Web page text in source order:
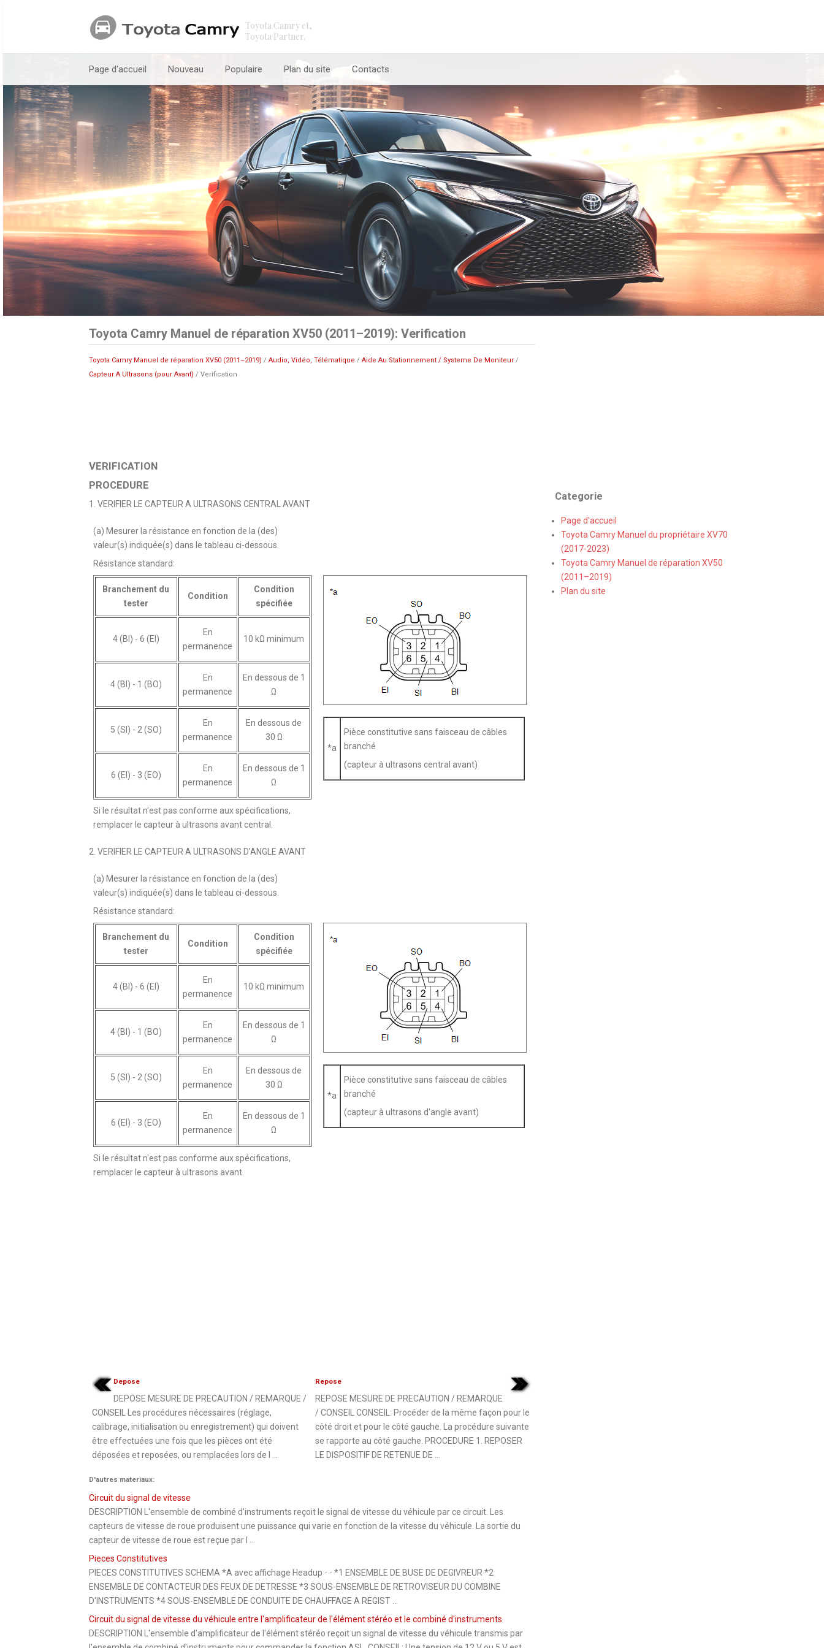
Toyota Camry et,
Toyota Partner.
Page d'accueil Nouveau Populaire Plan du site Contacts
Toyota Camry Manuel de réparation XV50 (2011–2019): Verification
Toyota Camry Manuel de réparation XV50 (2011–2019) / Audio, Vidéo, Télématique / Aide Au Stationnement / Systeme De Moniteur/
Capteur A Ultrasons (pour Avant) / Verification
VERIFICATION
PROCEDURE
1. VERIFIER LE CAPTEUR A ULTRASONS CENTRAL AVANT
(a) Mesurer la résistance en fonction de la (des)
valeur(s) indiquée(s) dans le tableau ci-dessous.
Résistance standard:
Branchement du
tester
Condition
Condition
spécifiée
4 (BI) - 6 (EI)
En
permanence
10 kΩ minimum
4 (BI) - 1 (BO)
En
permanence
En dessous de 1
Ω
5 (SI) - 2 (SO)
En
permanence
En dessous de
30 Ω
6 (EI) - 3 (EO)
En
permanence
En dessous de 1
Ω
Si le résultat n'est pas conforme aux spécifications,
remplacer le capteur à ultrasons avant central.
*a
Pièce constitutive sans faisceau de câbles
branché
(capteur à ultrasons central avant)
2. VERIFIER LE CAPTEUR A ULTRASONS D'ANGLE AVANT
(a) Mesurer la résistance en fonction de la (des)
valeur(s) indiquée(s) dans le tableau ci-dessous.
Résistance standard:
Branchement du
tester
Condition
Condition
spécifiée
4 (BI) - 6 (EI)
En
permanence
10 kΩ minimum
4 (BI) - 1 (BO)
En
permanence
En dessous de 1
Ω
5 (SI) - 2 (SO)
En
permanence
En dessous de
30 Ω
6 (EI) - 3 (EO)
En
permanence
En dessous de 1
Ω
Si le résultat n'est pas conforme aux spécifications,
remplacer le capteur à ultrasons avant.
*a
Pièce constitutive sans faisceau de câbles
branché
(capteur à ultrasons d'angle avant)
Depose
DEPOSE MESURE DE PRECAUTION / REMARQUE /
CONSEIL Les procédures nécessaires (réglage,
calibrage, initialisation ou enregistrement) qui doivent
être effectuées une fois que les pièces ont été
déposées et reposées, ou remplacées lors de l ...
Repose
REPOSE MESURE DE PRECAUTION / REMARQUE
/ CONSEIL CONSEIL: Procéder de la même façon pour le
côté droit et pour le côté gauche. La procédure suivante
se rapporte au côté gauche. PROCEDURE 1. REPOSER
LE DISPOSITIF DE RETENUE DE ...
D'autres materiaux:
Circuit du signal de vitesse
DESCRIPTION L'ensemble de combiné d'instruments reçoit le signal de vitesse du véhicule par ce circuit. Les
capteurs de vitesse de roue produisent une puissance qui varie en fonction de la vitesse du véhicule. La sortie du
capteur de vitesse de roue est reçue par l ...
Pieces Constitutives
PIECES CONSTITUTIVES SCHEMA *A avec affichage Headup - - *1 ENSEMBLE DE BUSE DE DEGIVREUR *2
ENSEMBLE DE CONTACTEUR DES FEUX DE DETRESSE *3 SOUS-ENSEMBLE DE RETROVISEUR DU COMBINE
D'INSTRUMENTS *4 SOUS-ENSEMBLE DE CONDUITE DE CHAUFFAGE A REGIST ...
Circuit du signal de vitesse du véhicule entre l'amplificateur de l'élément stéréo et le combiné d'instruments
DESCRIPTION L'ensemble d'amplificateur de l'élément stéréo reçoit un signal de vitesse du véhicule transmis par
Categorie
Page d'accueil
Toyota Camry Manuel du propriétaire XV70
(2017-2023)
Toyota Camry Manuel de réparation XV50
(2011–2019)
Plan du site